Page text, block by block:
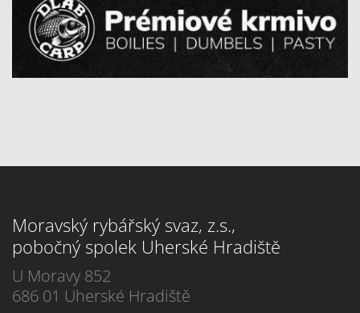
Moravský rybářský svaz, z.s.,
pobočný spolek Uherské Hradiště
U Moravy 852
686 01 Uherské Hradiště